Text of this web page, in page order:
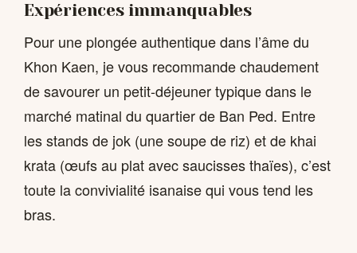
Expériences immanquables
Pour une plongée authentique dans l’âme du
Khon Kaen, je vous recommande chaudement
de savourer un petit-déjeuner typique dans le
marché matinal du quartier de Ban Ped. Entre
les stands de jok (une soupe de riz) et de khai
krata (œufs au plat avec saucisses thaïes), c’est
toute la convivialité isanaise qui vous tend les
bras.